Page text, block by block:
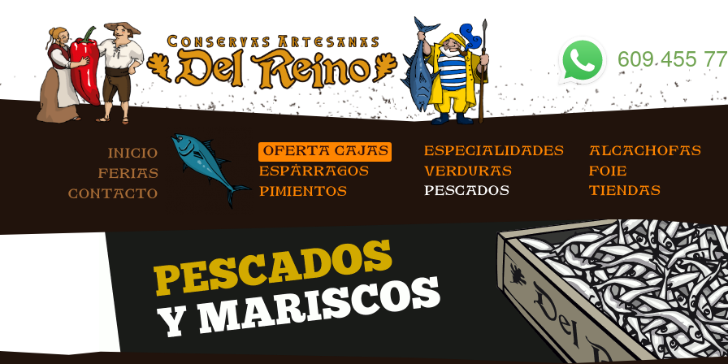
INICIO
FERIAS
CONTACTO
OFERTA CAJAS
ESPÁRRAGOS
PIMIENTOS
ESPECIALIDADES
VERDURAS
PESCADOS
ALCACHOFAS
FOIE
TIENDAS